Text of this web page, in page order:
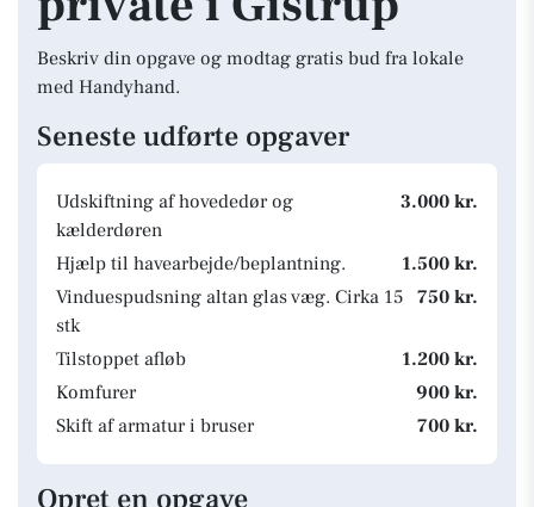
Beskriv din opgave og modtag gratis bud fra lokale
med Handyhand.
Seneste udførte opgaver
Udskiftning af hovededør og
kælderdøren
3.000 kr.
Hjælp til havearbejde/beplantning.
1.500 kr.
Vinduespudsning altan glas væg. Cirka 15
stk
750 kr.
Tilstoppet afløb
1.200 kr.
Komfurer
900 kr.
Skift af armatur i bruser
700 kr.
Opret en opgave